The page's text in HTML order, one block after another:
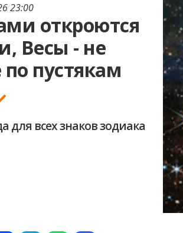
23:00
откроются
Весы - не
пустякам
для всех знаков зодиака